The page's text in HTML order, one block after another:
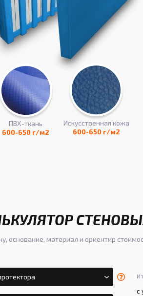
ПВХ-ткань
600-650 г/м2
Искусcтвенная кожа
600-650 г/м2
основание, материал и ориентир
с